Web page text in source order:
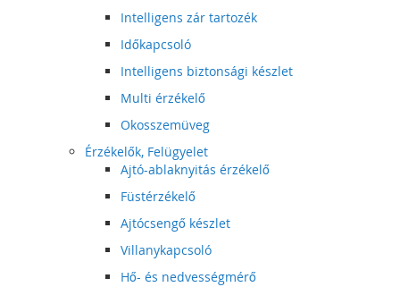
Intelligens zár tartozék
Időkapcsoló
Intelligens biztonsági készlet
Multi érzékelő
Okosszemüveg
Érzékelők, Felügyelet
Ajtó-ablaknyitás érzékelő
Füstérzékelő
Ajtócsengő készlet
Villanykapcsoló
Hő- és nedvességmérő